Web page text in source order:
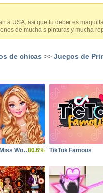
a USA, asi que tu deber es
de mucha s pinturas y mucha
de chicas >> Juegos de
Princesses Miss World Challenge80.6% TikTok Famous